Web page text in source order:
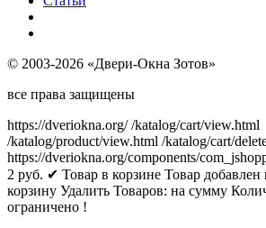
© 2003-2026 «Двери-Окна Зотов»
все права защищены
https://dveriokna.org/ /katalog/cart/view.html
/katalog/product/view.html /katalog/cart/
https://dveriokna.org/components/
2 руб. ✔ Товар в корзине Товар добавлен
корзину Удалить Товаров: на сумму
ограничено !